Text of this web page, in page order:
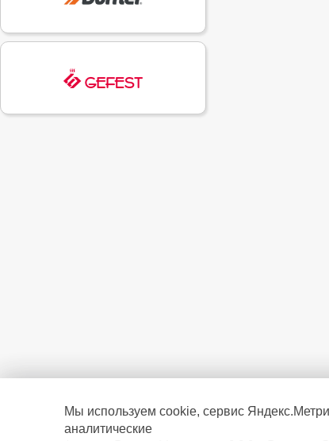
Мы используем cookie, сервис
аналитические